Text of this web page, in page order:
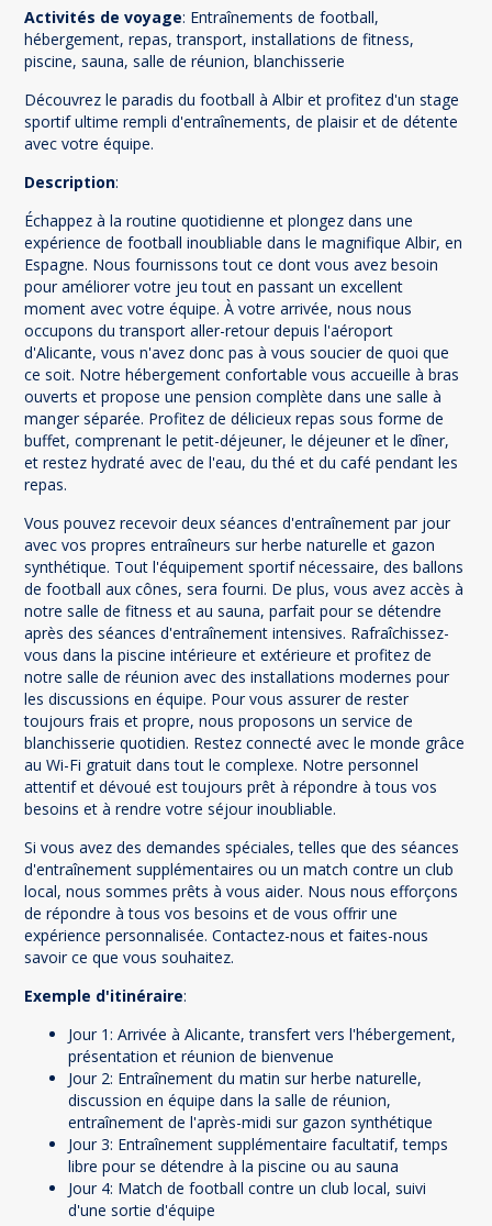
Activités de voyage: Entraînements de football,
hébergement, repas, transport, installations de fitness,
piscine, sauna, salle de réunion, blanchisserie
Découvrez le paradis du football à Albir et profitez d'un stage
sportif ultime rempli d'entraînements, de plaisir et de détente
avec votre équipe.
Description:
Échappez à la routine quotidienne et plongez dans une
expérience de football inoubliable dans le magnifique Albir, en
Espagne. Nous fournissons tout ce dont vous avez besoin
pour améliorer votre jeu tout en passant un excellent
moment avec votre équipe. À votre arrivée, nous nous
occupons du transport aller-retour depuis l'aéroport
d'Alicante, vous n'avez donc pas à vous soucier de quoi que
ce soit. Notre hébergement confortable vous accueille à bras
ouverts et propose une pension complète dans une salle à
manger séparée. Profitez de délicieux repas sous forme de
buffet, comprenant le petit-déjeuner, le déjeuner et le dîner,
et restez hydraté avec de l'eau, du thé et du café pendant les
repas.
Vous pouvez recevoir deux séances d'entraînement par jour
avec vos propres entraîneurs sur herbe naturelle et gazon
synthétique. Tout l'équipement sportif nécessaire, des ballons
de football aux cônes, sera fourni. De plus, vous avez accès à
notre salle de fitness et au sauna, parfait pour se détendre
après des séances d'entraînement intensives. Rafraîchissez-
vous dans la piscine intérieure et extérieure et profitez de
notre salle de réunion avec des installations modernes pour
les discussions en équipe. Pour vous assurer de rester
toujours frais et propre, nous proposons un service de
blanchisserie quotidien. Restez connecté avec le monde grâce
au Wi-Fi gratuit dans tout le complexe. Notre personnel
attentif et dévoué est toujours prêt à répondre à tous vos
besoins et à rendre votre séjour inoubliable.
Si vous avez des demandes spéciales, telles que des séances
d'entraînement supplémentaires ou un match contre un club
local, nous sommes prêts à vous aider. Nous nous efforçons
de répondre à tous vos besoins et de vous offrir une
expérience personnalisée. Contactez-nous et faites-nous
savoir ce que vous souhaitez.
Exemple d'itinéraire:
Jour 1: Arrivée à Alicante, transfert vers l'hébergement,
présentation et réunion de bienvenue
Jour 2: Entraînement du matin sur herbe naturelle,
discussion en équipe dans la salle de réunion,
entraînement de l'après-midi sur gazon synthétique
Jour 3: Entraînement supplémentaire facultatif, temps
libre pour se détendre à la piscine ou au sauna
Jour 4: Match de football contre un club local, suivi
d'une sortie d'équipe